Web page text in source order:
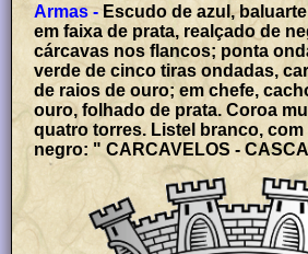
Armas - Escudo de azul,
em faixa de prata, realçado de
cárcavas nos flancos; ponta
verde de cinco tiras ondadas,
de raios de ouro; em chefe,
ouro, folhado de prata. Coroa
quatro torres. Listel branco, com
negro: " CARCAVELOS -